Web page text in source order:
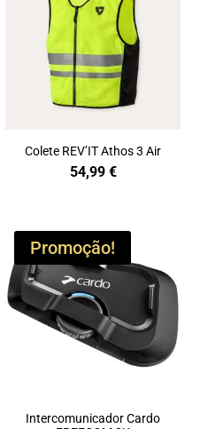
Colete REV’IT Athos 3 Air
54,99 €
Promoção!
Intercomunicador Cardo